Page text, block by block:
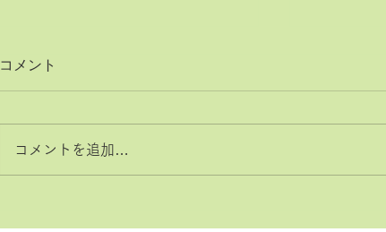
レンダー
脳のコミ
コメント
コメントを追加…